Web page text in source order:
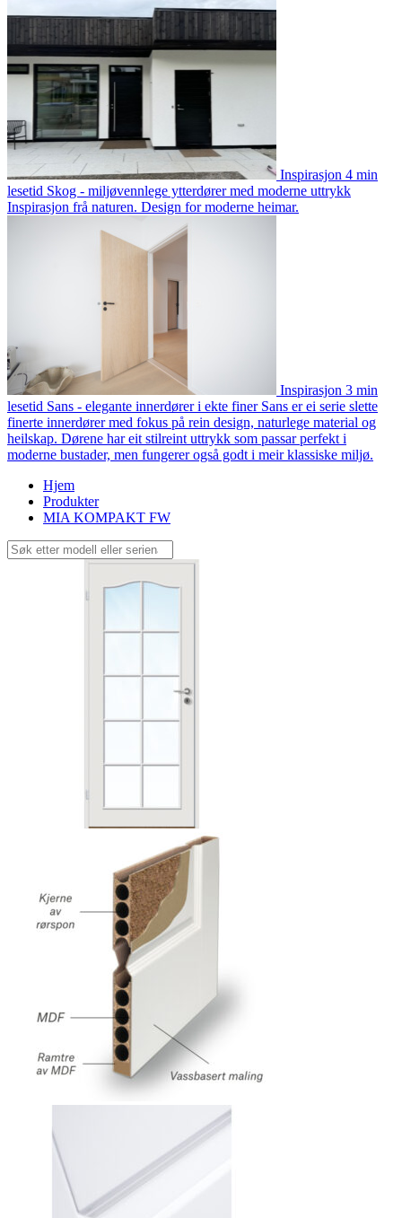
Inspirasjon 4 min
lesetid Skog - miljøvennlege ytterdører med moderne uttrykk
Inspirasjon frå naturen. Design for moderne heimar.
Inspirasjon 3 min
lesetid Sans - elegante innerdører i ekte finer Sans er ei serie slette
finerte innerdører med fokus på rein design, naturlege material og
heilskap. Dørene har eit stilreint uttrykk som passar perfekt i
moderne bustader, men fungerer også godt i meir klassiske miljø.
Hjem
Produkter
MIA KOMPAKT FW